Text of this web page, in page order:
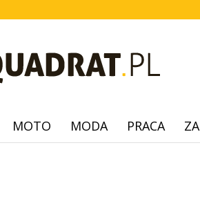
quadrat.pl
MOTO MODA PRACA